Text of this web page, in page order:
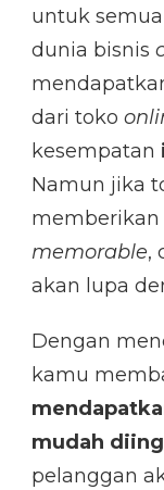
untuk
dunia bisnis
dari toko
kesempatan
Namun jika
memberikan
memorable,
akan lupa
Dengan
kamu
mudah
pelanggan